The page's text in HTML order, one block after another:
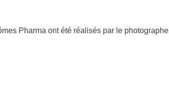
Pharma ont été réalisés par le photographe